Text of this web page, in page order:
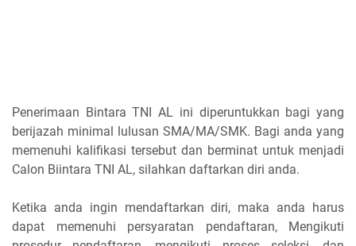
Penerimaan Bintara TNI AL ini diperuntukkan bagi yang
berijazah minimal lulusan SMA/MA/SMK. Bagi anda yang
memenuhi kalifikasi tersebut dan berminat untuk menjadi
Calon Biintara TNI AL, silahkan daftarkan diri anda.
Ketika anda ingin mendaftarkan diri, maka anda harus
dapat memenuhi persyaratan pendaftaran, Mengikuti